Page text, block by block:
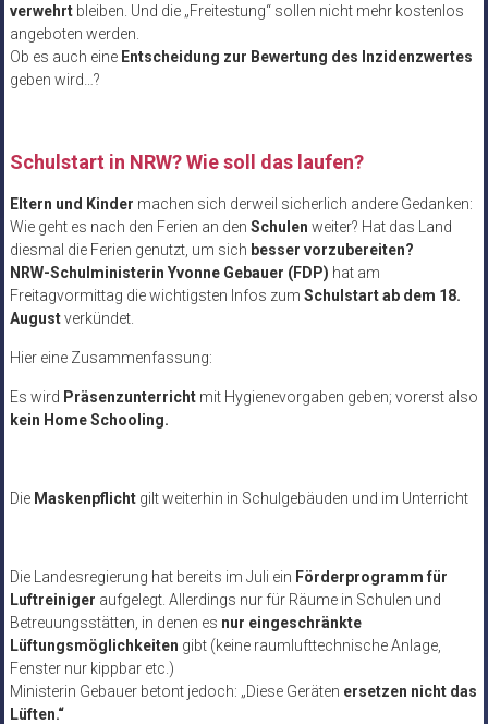
verwehrtbleiben. Und die „Freitestung“ sollen nicht mehr kostenlos
angeboten werden.
Ob es auch eine Entscheidung zur Bewertung des Inzidenzwertes
geben wird…?
Schulstart in NRW? Wie soll das laufen?
Eltern und Kinder machen sich derweil sicherlich andere Gedanken:
Wie geht es nach den Ferien an den Schulen weiter? Hat das Land
diesmal die Ferien genutzt, um sich besser vorzubereiten?
NRW-Schulministerin Yvonne Gebauer (FDP) hat am
Freitagvormittag die wichtigsten Infos zum Schulstart ab dem 18.
Augustverkündet.
Hier eine Zusammenfassung:
Es wird Präsenzunterrichtmit Hygienevorgaben geben; vorerst also
kein Home Schooling.
Die Maskenpflichtgilt weiterhin in Schulgebäuden und im Unterricht
Die Landesregierung hat bereits im Juli ein Förderprogramm für
Luftreiniger aufgelegt. Allerdings nur für Räume in Schulen und
Betreuungsstätten, in denen es nur eingeschränkte
Lüftungsmöglichkeiten gibt (keine raumlufttechnische Anlage,
Fenster nur kippbar etc.)
Ministerin Gebauer betont jedoch: „Diese Geräten ersetzen nicht das
Lüften.“